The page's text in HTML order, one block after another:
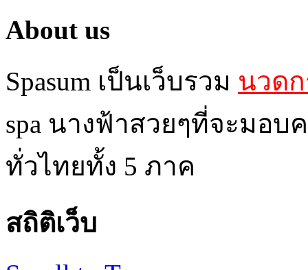
About us
Spasum เป็นเว็บรวม นวด
spa นางฟ้าสวยๆที่จะมอ
ทั่วไทยทั้ง 5 ภาค
สถิติเว็บ